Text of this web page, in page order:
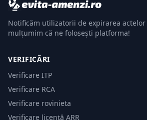
Notificăm utilizatorii de expirarea
mulțumim că ne folosești platforma!
VERIFICĂRI
Verificare ITP
Verificare RCA
Verificare rovinieta
Verificare licență ARR